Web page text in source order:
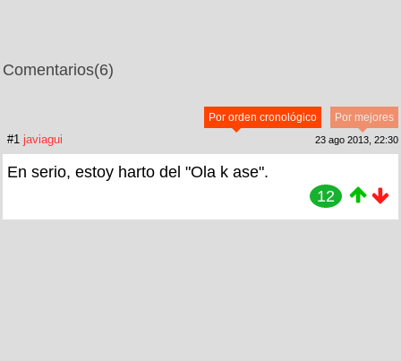
Comentarios(6)
Por mejores
Por orden cronológico
#1 javiagui 23 ago 2013, 22:30
En serio, estoy harto del "Ola k ase".
12